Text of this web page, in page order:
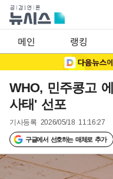
메인 랭킹
WHO, 민주콩고
사태' 선포
기사등록 2026/05/18 11:16:27
구글에서 선호하는 매체로 추가